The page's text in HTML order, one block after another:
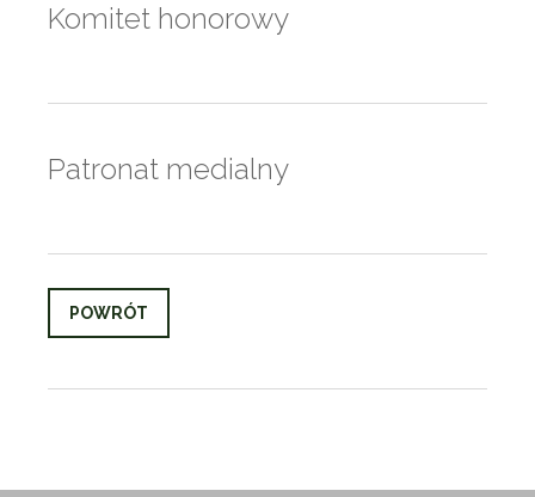
Komitet honorowy
Patronat medialny
POWRÓT